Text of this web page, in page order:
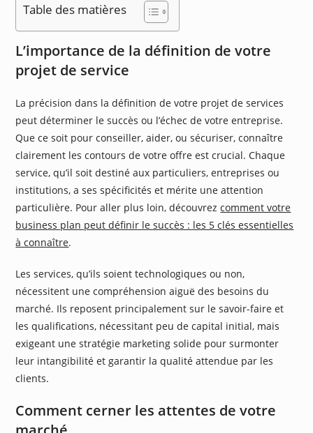
Table des matières
L’importance de la définition de votre
projet de service
La précision dans la définition de votre projet de services
peut déterminer le succès ou l’échec de votre entreprise.
Que ce soit pour conseiller, aider, ou sécuriser, connaître
clairement les contours de votre offre est crucial. Chaque
service, qu’il soit destiné aux particuliers, entreprises ou
institutions, a ses spécificités et mérite une attention
particulière. Pour aller plus loin, découvrezcomment votre
business plan peut définir le succès : les 5 clés essentielles
à connaître.
Les services, qu’ils soient technologiques ou non,
nécessitent une compréhension aiguë des besoins du
marché. Ils reposent principalement sur le savoir-faire et
les qualifications, nécessitant peu de capital initial, mais
exigeant une stratégie marketing solide pour surmonter
leur intangibilité et garantir la qualité attendue par les
clients.
Comment cerner les attentes de votre